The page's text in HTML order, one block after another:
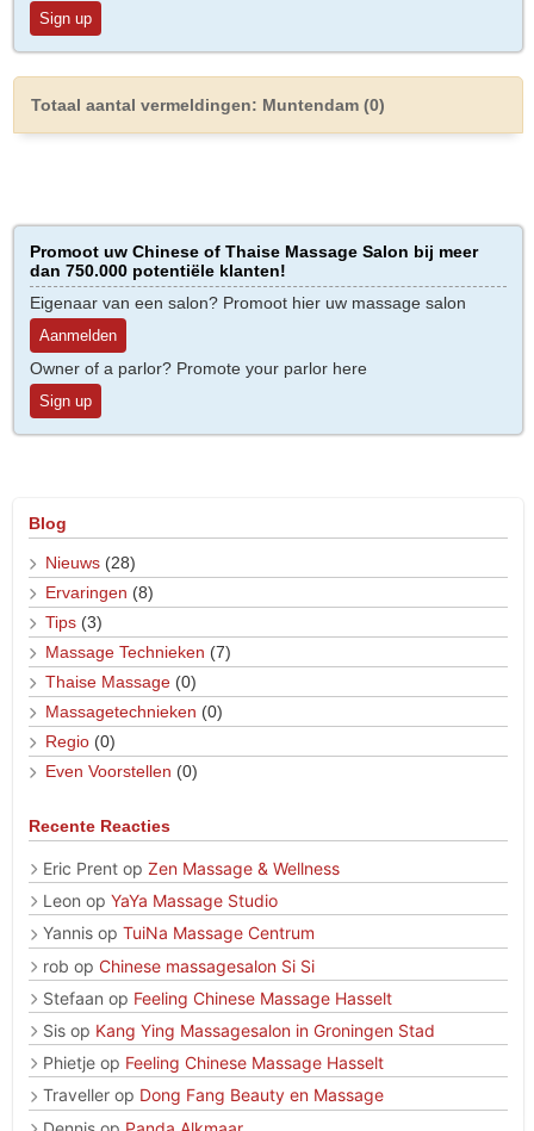
Sign up
Totaal aantal vermeldingen: Muntendam (0)
Promoot uw Chinese of Thaise Massage Salon bij meer
dan 750.000 potentiële klanten!
Eigenaar van een salon? Promoot hier uw massage salon
Aanmelden
Owner of a parlor? Promote your parlor here
Sign up
Blog
Nieuws (28)
Ervaringen (8)
Tips (3)
Massage Technieken (7)
Thaise Massage (0)
Massagetechnieken (0)
Regio (0)
Even Voorstellen (0)
Recente Reacties
Eric Prent op Zen Massage & Wellness
Leon op YaYa Massage Studio
Yannis op TuiNa Massage Centrum
rob op Chinese massagesalon Si Si
Stefaan op Feeling Chinese Massage Hasselt
Sis op Kang Ying Massagesalon in Groningen Stad
Phietje op Feeling Chinese Massage Hasselt
Traveller op Dong Fang Beauty en Massage